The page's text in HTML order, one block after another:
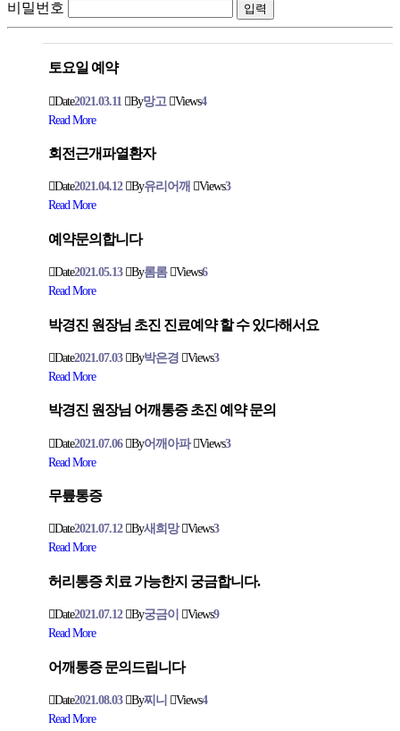
비밀번호
토요일 예약
Date2021.03.11 By망고 Views4
Read More
회전근개파열환자
Date2021.04.12 By유리어깨 Views3
Read More
예약문의합니다
Date2021.05.13 By롬롬 Views6
Read More
박경진 원장님 초진 진료예약 할 수 있다해서요
Date2021.07.03 By박은경 Views3
Read More
박경진 원장님 어깨통증 초진 예약 문의
Date2021.07.06 By어깨아파 Views3
Read More
무릎통증
Date2021.07.12 By새희망 Views3
Read More
허리통증 치료 가능한지 궁금합니다.
Date2021.07.12 By궁금이 Views9
Read More
어깨통증 문의드립니다
Date2021.08.03 By찌니 Views4
Read More